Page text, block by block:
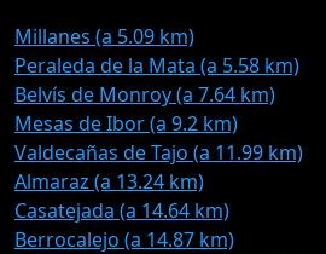
Millanes (a 5.09 km)
Peraleda de la Mata (a 5.58 km)
Belvís de Monroy (a 7.64 km)
Mesas de Ibor (a 9.2 km)
Valdecañas de Tajo (a 11.99 km)
Almaraz (a 13.24 km)
Casatejada (a 14.64 km)
Berrocalejo (a 14.87 km)